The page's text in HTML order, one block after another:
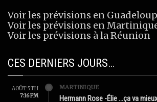
Voir les prévisions en
Voir les prévisions en
Voir les prévisions à la Réunion
CES DERNIERS JOURS…
AOÛT 5TH
7:16 PM
MARTINIQUE
Hermann Rose -Élie …ça va